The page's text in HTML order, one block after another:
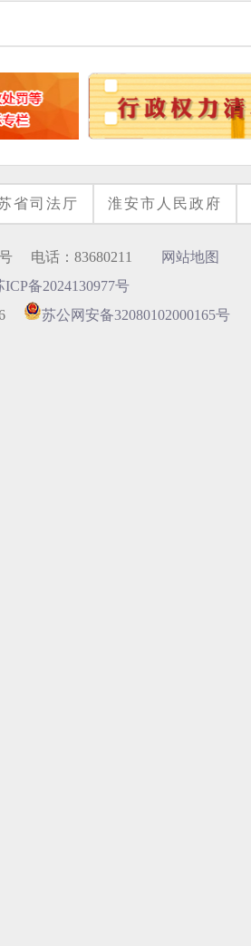
省司法厅 淮安市人民政府
号 电话：83680211
网站地图
ICP备2024130977号
苏公网安备32080102000165号